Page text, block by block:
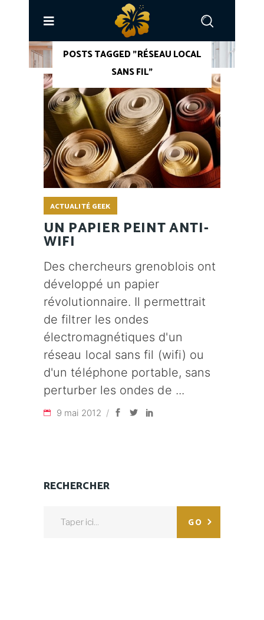
ACCUEIL
POSTS TAGGED "RÉSEAU LOCAL
SANS FIL"
ACTUALITÉ GEEK
UN PAPIER PEINT ANTI-
WIFI
Des chercheurs grenoblois ont
développé un papier
révolutionnaire. Il permettrait
de filtrer les ondes
électromagnétiques d'un
réseau local sans fil (wifi) ou
d'un téléphone portable, sans
perturber les ondes de
9 mai 2012
RECHERCHER
GO